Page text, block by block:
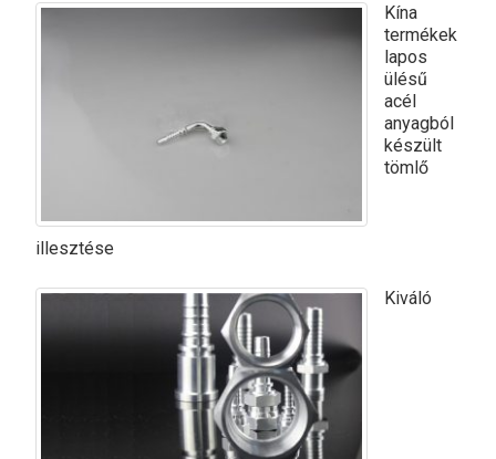
Kína
termékek
lapos
ülésű
acél
anyagból
készült
tömlő
illesztése
Kiváló